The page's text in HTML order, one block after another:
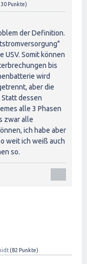
Punkte)
der Definition.
USV. Somit können
bis
wird
aber die
dessen
alle 3 Phasen
zwar alle
ich habe aber
weit ich weiß auch
so.
(82 Punkte)